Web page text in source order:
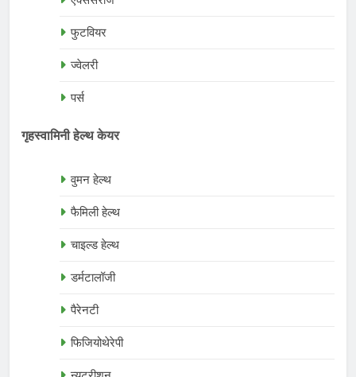
फुटवियर
ज्वेलरी
पर्स
गृहस्वामिनी हेल्थ केयर
वुमन हेल्थ
फैमिली हेल्थ
चाइल्ड हेल्थ
डर्मटालॉजी
पैरेनटी
फिजियोथेरेपी